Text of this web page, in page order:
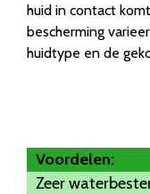
huid in contact
bescherming
huidtype en de
Voordelen:
Zeer